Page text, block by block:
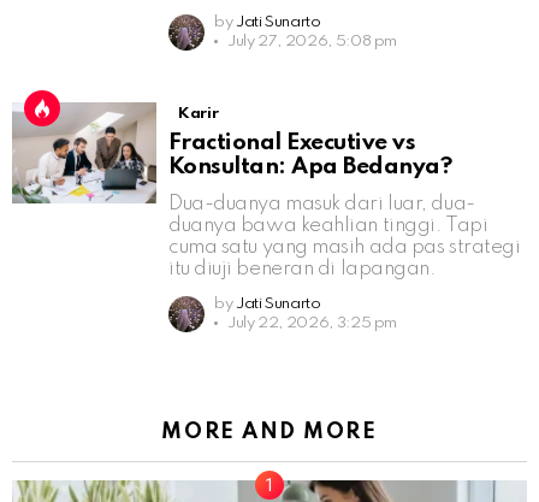
by Jati Sunarto
July 27, 2026, 5:08 pm
Karir
Fractional Executive vs
Konsultan: Apa Bedanya?
Dua-duanya masuk dari luar, dua-
duanya bawa keahlian tinggi. Tapi
cuma satu yang masih ada pas strategi
itu diuji beneran di lapangan.
by Jati Sunarto
July 22, 2026, 3:25 pm
MORE AND MORE